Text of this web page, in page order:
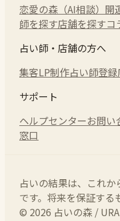
恋愛の森（AI相談） 開
師を探す店舗を探すコ
占い師・店舗の方へ
集客LP制作占い師登録
サポート
ヘルプセンターお問い
窓口
占いの結果は、これ
です。将来を保証する
© 2026 占いの森 /